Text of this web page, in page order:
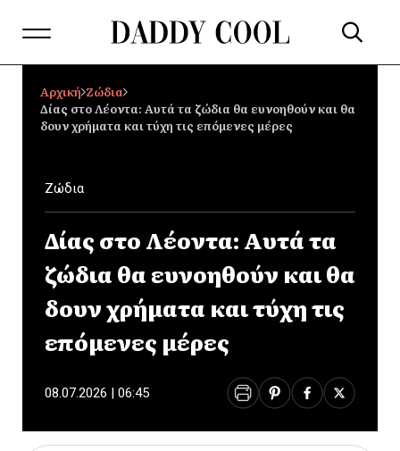
Αρχική Ζώδια
Δίας στο Λέοντα: Αυτά τα ζώδια θα ευνοηθούν και θα
δουν χρήματα και τύχη τις επόμενες μέρες
Ζώδια
Δίας στο Λέοντα: Αυτά τα
ζώδια θα ευνοηθούν και θα
δουν χρήματα και τύχη τις
επόμενες μέρες
08.07.2026 | 06:45